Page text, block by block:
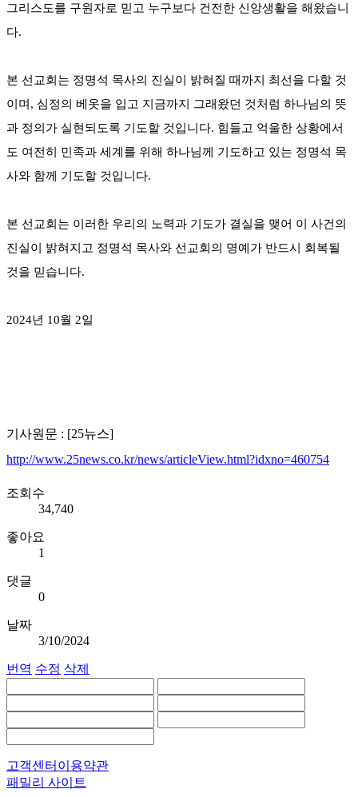
그리스도를 구원자로 믿고 누구보다 건전한 신앙생활을 해왔습니
다.
본 선교회는 정명석 목사의 진실이 밝혀질 때까지 최선을 다할 것
이며, 심정의 베옷을 입고 지금까지 그래왔던 것처럼 하나님의 뜻
과 정의가 실현되도록 기도할 것입니다. 힘들고 억울한 상황에서
도 여전히 민족과 세계를 위해 하나님께 기도하고 있는 정명석 목
사와 함께 기도할 것입니다.
본 선교회는 이러한 우리의 노력과 기도가 결실을 맺어 이 사건의
진실이 밝혀지고 정명석 목사와 선교회의 명예가 반드시 회복될
것을 믿습니다.
2024년 10월 2일
기사원문 : [25뉴스]
http://www.25news.co.kr/news/articleView.html?idxno=460754
조회수
34,740
좋아요
1
댓글
0
날짜
3/10/2024
번역 수정 삭제
고객센터 이용약관
패밀리 사이트